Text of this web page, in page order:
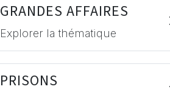
GRANDES AFFAIRES
Explorer la thématique
PRISONS